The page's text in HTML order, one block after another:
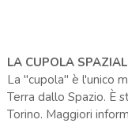
LA CUPOLA
La "cupola" è l'unico
Terra dallo Spazio. È
Torino. Maggiori